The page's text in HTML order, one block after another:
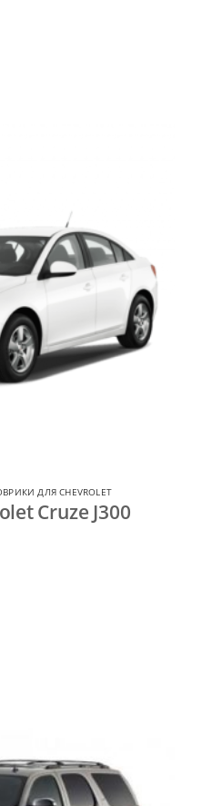
ДЛЯ CHEVROLET
Cruze J300